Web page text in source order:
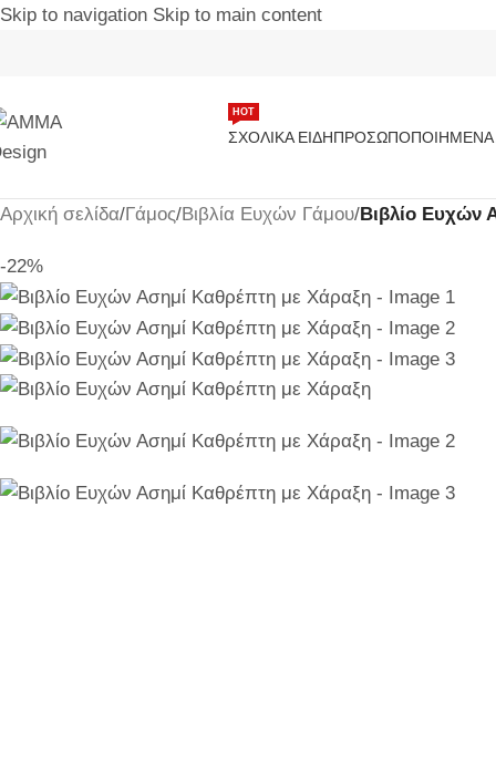
Skip to navigation Skip to main content
ΣΧΟΛΙΚΆ ΕΊΔΗ
ΗΟΤ
ΠΡΟΣΩΠΟΠΟΙΗΜΈΝΑ
Αρχική σελίδα/Γάμος/Βιβλία Ευχών Γάμου/Βιβλίο Ευχών
-22%